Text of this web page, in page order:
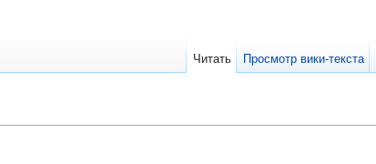
Читать Просмотр вики-текста